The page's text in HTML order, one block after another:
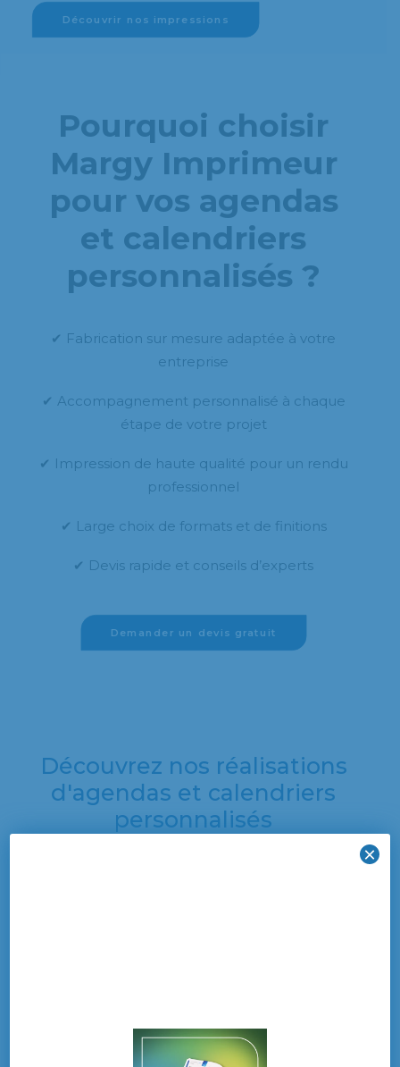
Découvrir nos impressions
Pourquoi choisir
Margy Imprimeur
pour vos agendas
et calendriers
personnalisés ?
✔ Fabrication sur mesure adaptée à votre
entreprise
✔ Accompagnement personnalisé à chaque
étape de votre projet
✔ Impression de haute qualité pour un rendu
professionnel
✔ Large choix de formats et de finitions
✔ Devis rapide et conseils d’experts
Demander un devis gratuit
Découvrez nos réalisations
d'agendas et calendriers
personnalisés
×